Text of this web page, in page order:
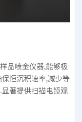
品喷金仪器,能够极
恒沉积速率,减少等
著提供扫描电镜观